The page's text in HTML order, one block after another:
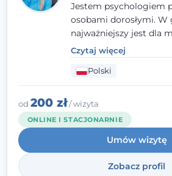
Jestem psychologiem
osobami dorosłymi. W
najważniejszy jest dla
- wierzę, że empatia,
zaangażowanie tworzą
przestrzeń, będącą
zmianą. W praktyce
narzędzi Racjonalnej
Czytaj więcej
Polski
od 200 zł/ wizyta
ONLINE I STACJONARNIE
Umów wizytę
Zobacz profil